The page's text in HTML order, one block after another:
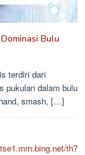
Bulu
terdiri dari
pukulan dalam bulu
smash, […]
th?